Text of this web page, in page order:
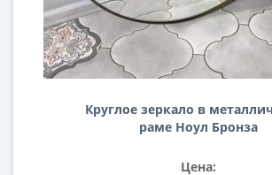
Круглое зеркало в
раме Ноул Бронза
Цена: